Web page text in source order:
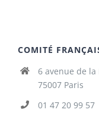
COMITÉ
6 avenue de
75007 Paris
01 47 20 99 57